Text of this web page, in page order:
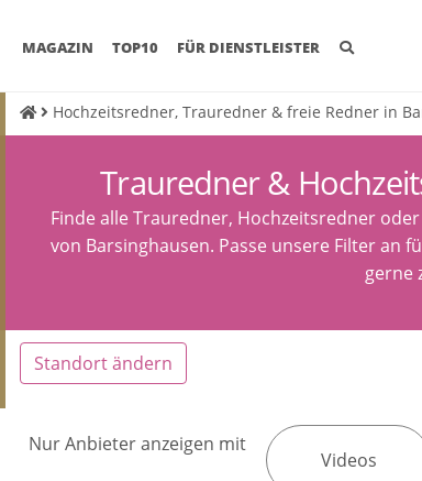
MAGAZIN (CURRENT)
TOP10 FÜR DIENSTLEISTER
Hochzeitsredner, Trauredner & freie Redner in
Trauredner &
Finde alle Trauredner, Hochzeitsredner
von Barsinghausen. Passe unsere Filter an
gerne
Standort ändern
Nur Anbieter anzeigen mit
Videos